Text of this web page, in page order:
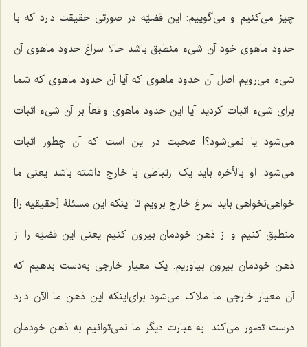
چیز می‌کنیم و می‌گوییم: این قضیّه در صورتی حقیقت دارد که با
حدود ماهوی خود آن شیء منطبق باشد حالا سراغ حدود ماهوی آن
شیء می‌رویم اصل آن حدود ماهوی که آیا آن حدود ماهوی که شما
برای شیء اثبات کردید آیا این حدود ماهوی واقعاً بر آن شیء اثبات
می‌شود یا نمی‌شود؟! صحبت در این است که آن چطور اثبات
می‌شود. او بالأخره باید یک ارتباطی با خارج داشته باشد یعنی ما
خواهی‌نخواهی باید سراغ خارج برویم تا اینکه این مسئلۀ [حقیقیه را]
منطبق کنیم و از ذهن خودمان بیرون کنیم یعنی این قضیّه را از
ذهن خودمان بیرون بیاوریم. یک معیار خارجی به‌دست بدهیم که
آن معیار خارجی ما ملاک می‌شود برای‌اینکه این ذهن ما الآن دارد
درست تصور می‌کند. به عبارت دیگر ما نمی‌توانیم به ذهن خودمان